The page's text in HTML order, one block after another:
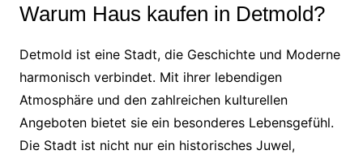
Warum Haus kaufen in Detmold?
Detmold ist eine Stadt, die Geschichte und Moderne
harmonisch verbindet. Mit ihrer lebendigen
Atmosphäre und den zahlreichen kulturellen
Angeboten bietet sie ein besonderes Lebensgefühl.
Die Stadt ist nicht nur ein historisches Juwel,